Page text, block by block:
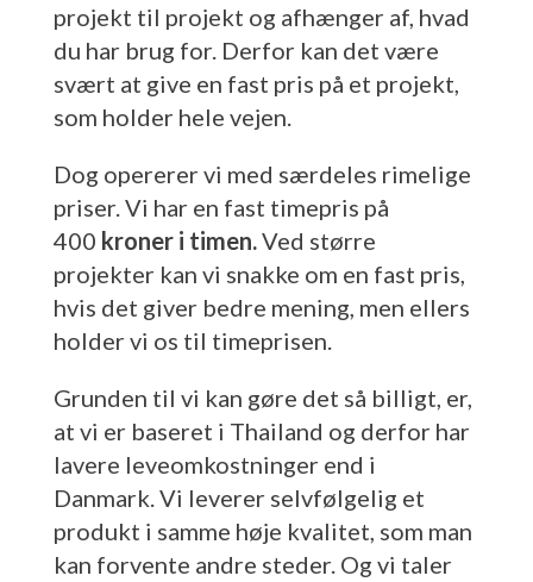
projekt til projekt og afhænger af, hvad
du har brug for. Derfor kan det være
svært at give en fast pris på et projekt,
som holder hele vejen.
Dog opererer vi med særdeles rimelige
priser. Vi har en fast timepris på
400 kroner i timen.Ved større
projekter kan vi snakke om en fast pris,
hvis det giver bedre mening, men ellers
holder vi os til timeprisen.
Grunden til vi kan gøre det så billigt, er,
at vi er baseret i Thailand og derfor har
lavere leveomkostninger end i
Danmark. Vi leverer selvfølgelig et
produkt i samme høje kvalitet, som man
kan forvente andre steder. Og vi taler